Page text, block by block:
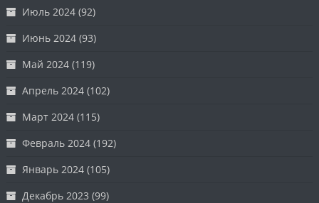
Июль 2024 (92)
Июнь 2024 (93)
Май 2024 (119)
Апрель 2024 (102)
Март 2024 (115)
Февраль 2024 (192)
Январь 2024 (105)
Декабрь 2023 (99)